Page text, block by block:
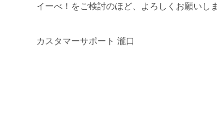
イーべ！をご検討のほど、よろしくお願いし
カスタマーサポート 瀧口